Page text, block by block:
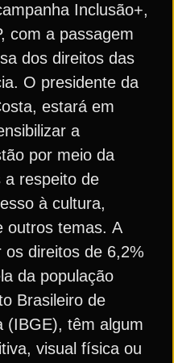
Inclusão+,
com a passagem
dos direitos das
O presidente da
estará em
a
por meio da
a respeito de
à cultura,
outros temas. A
os direitos de 6,2%
da população
Brasileiro de
(IBGE), têm algum
visual física ou